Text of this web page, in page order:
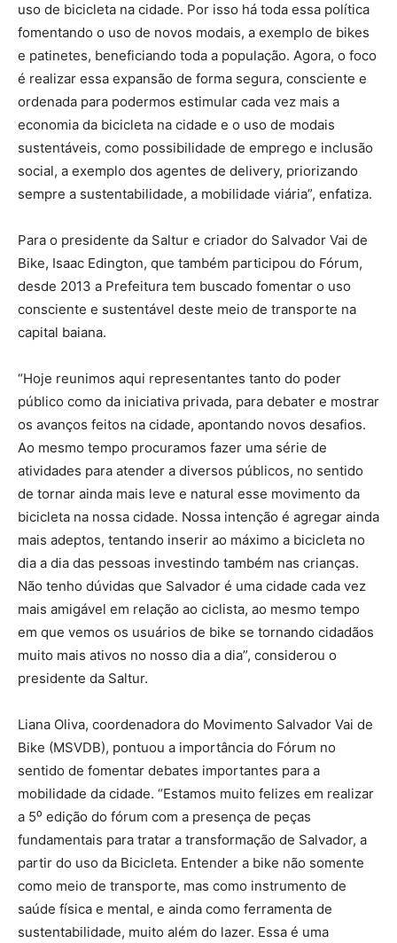
uso de bicicleta na cidade. Por isso há toda essa política
fomentando o uso de novos modais, a exemplo de bikes
e patinetes, beneficiando toda a população. Agora, o foco
é realizar essa expansão de forma segura, consciente e
ordenada para podermos estimular cada vez mais a
economia da bicicleta na cidade e o uso de modais
sustentáveis, como possibilidade de emprego e inclusão
social, a exemplo dos agentes de delivery, priorizando
sempre a sustentabilidade, a mobilidade viária”, enfatiza.
Para o presidente da Saltur e criador do Salvador Vai de
Bike, Isaac Edington, que também participou do Fórum,
desde 2013 a Prefeitura tem buscado fomentar o uso
consciente e sustentável deste meio de transporte na
capital baiana.
“Hoje reunimos aqui representantes tanto do poder
público como da iniciativa privada, para debater e mostrar
os avanços feitos na cidade, apontando novos desafios.
Ao mesmo tempo procuramos fazer uma série de
atividades para atender a diversos públicos, no sentido
de tornar ainda mais leve e natural esse movimento da
bicicleta na nossa cidade. Nossa intenção é agregar ainda
mais adeptos, tentando inserir ao máximo a bicicleta no
dia a dia das pessoas investindo também nas crianças.
Não tenho dúvidas que Salvador é uma cidade cada vez
mais amigável em relação ao ciclista, ao mesmo tempo
em que vemos os usuários de bike se tornando cidadãos
muito mais ativos no nosso dia a dia”, considerou o
presidente da Saltur.
Liana Oliva, coordenadora do Movimento Salvador Vai de
Bike (MSVDB), pontuou a importância do Fórum no
sentido de fomentar debates importantes para a
mobilidade da cidade. “Estamos muito felizes em realizar
a 5⁰ edição do fórum com a presença de peças
fundamentais para tratar a transformação de Salvador, a
partir do uso da Bicicleta. Entender a bike não somente
como meio de transporte, mas como instrumento de
saúde física e mental, e ainda como ferramenta de
sustentabilidade, muito além do lazer. Essa é uma